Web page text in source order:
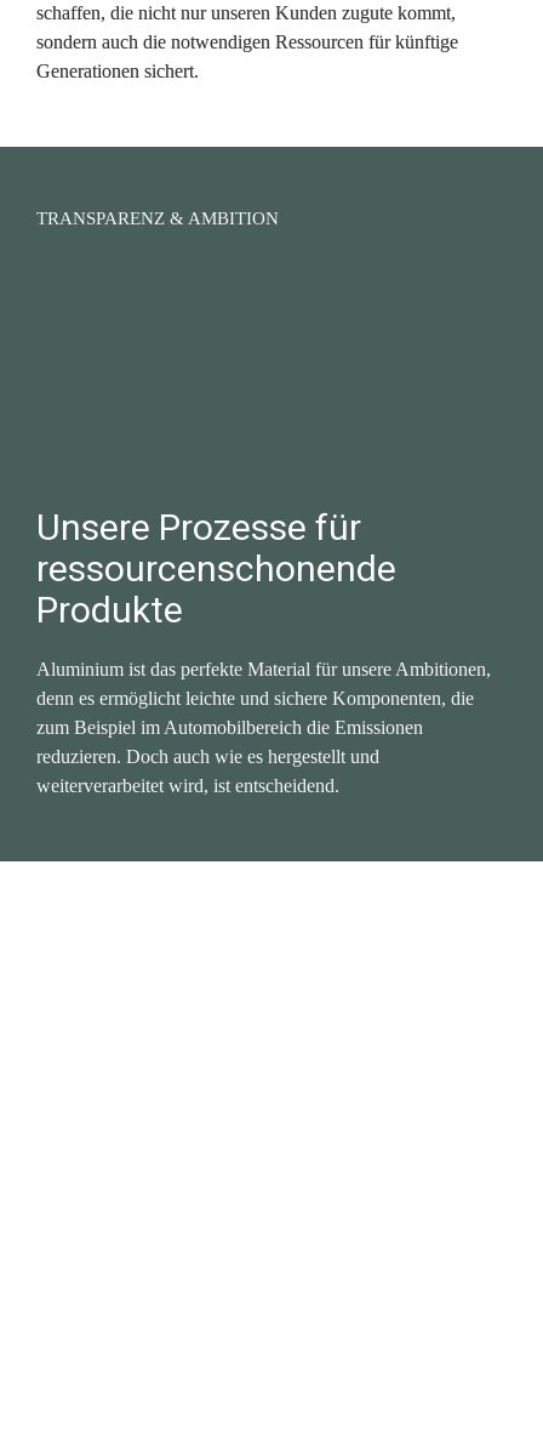
schaffen, die nicht nur unseren Kunden zugute kommt,
sondern auch die notwendigen Ressourcen für künftige
Generationen sichert.
TRANSPARENZ & AMBITION
Unsere Prozesse für
ressourcen­schonende
Produkte
Aluminium ist das perfekte Material für unsere Ambitionen,
denn es ermöglicht leichte und sichere Komponenten, die
zum Beispiel im Automobilbereich die Emissionen
reduzieren. Doch auch wie es her­gestellt und
weiterverarbeitet wird, ist entscheidend.